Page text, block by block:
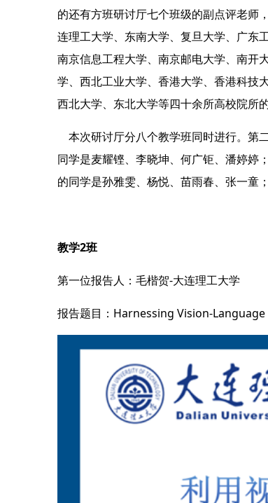
的还有方班研讨厅七个班级的副点评老师
连理工大学、东南大学、复旦大学、广东
南京信息工程大学、南京邮电大学、南开
学、西北工业大学、香港大学、香港科技
西北大学、东北大学等四十余所高校院所
同学是麦耀铿、李晓坤、何广钜、潘婷婷
的同学是孙雅雯、杨悦、苗雨春、张一童
教学2班
第一位报告人：毛楷贺-大连理工大学
报告题目：Harnessing Vision-